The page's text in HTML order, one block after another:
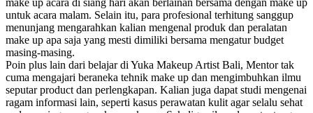
untuk acara malam. Selain itu, para profesional terhitung sanggup
menunjang mengarahkan kalian mengenal produk dan peralatan
make up apa saja yang mesti dimiliki bersama mengatur budget
masing-masing.
Poin plus lain dari belajar di Yuka Makeup Artist Bali, Mentor tak
cuma mengajari beraneka tehnik make up dan mengimbuhkan ilmu
seputar product dan perlengkapan. Kalian juga dapat studi mengenai
ragam informasi lain, seperti kasus perawatan kulit agar selalu sehat